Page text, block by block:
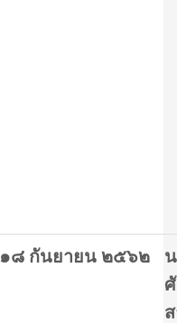
๑๘ กันยายน ๒๕๖๒